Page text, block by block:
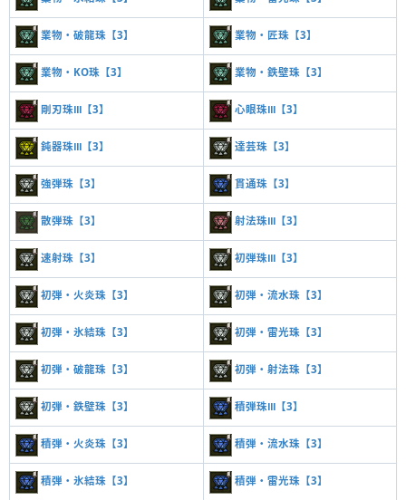
業物・破龍珠【3】 業物・匠珠【3】
業物・KO珠【3】 業物・鉄壁珠【3】
剛刃珠Ⅲ【3】 心眼珠Ⅲ【3】
鈍器珠Ⅲ【3】 達芸珠【3】
強弾珠【3】 貫通珠【3】
散弾珠【3】 射法珠Ⅲ【3】
速射珠【3】 初弾珠Ⅲ【3】
初弾・火炎珠【3】 初弾・流水珠【3】
初弾・氷結珠【3】 初弾・雷光珠【3】
初弾・破龍珠【3】 初弾・射法珠【3】
初弾・鉄壁珠【3】 積弾珠Ⅲ【3】
積弾・火炎珠【3】 積弾・流水珠【3】
積弾・氷結珠【3】 積弾・雷光珠【3】